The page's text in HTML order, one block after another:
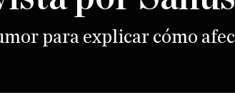
para explicar cómo